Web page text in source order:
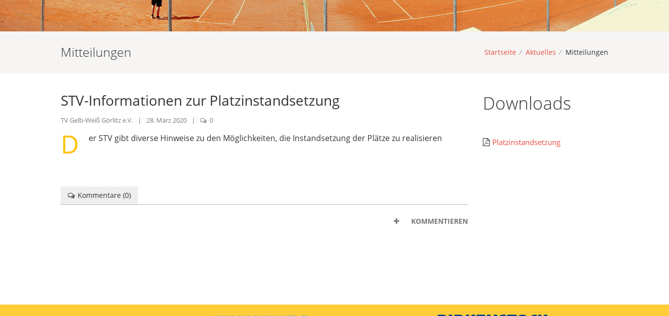
Mitteilungen Startseite / Aktuelles / Mitteilungen
STV-Informationen zur Platzinstandsetzung
TV Gelb-Weiß Görlitz e.V. | 28. März 2020 | 0
D er STV gibt diverse Hinweise zu den Möglichkeiten, die Instandsetzung der Plätze zu realisieren
Kommentare (0)
KOMMENTIEREN
Downloads
Platzinstandsetzung